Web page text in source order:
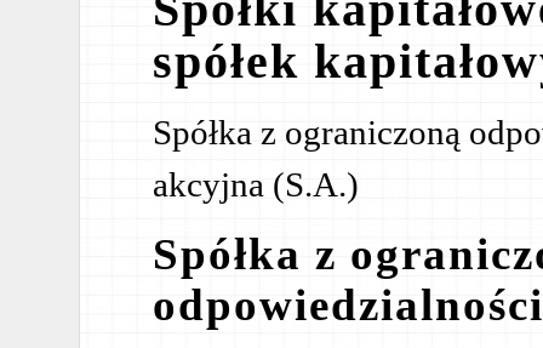
spółek
Spółka z ograniczoną
akcyjna (S.A.)
Spółka z